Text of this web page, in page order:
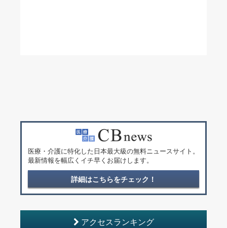
医療・介護に特化した日本最大級の無料ニュースサイト。
最新情報を幅広くイチ早くお届けします。
詳細はこちらをチェック！
アクセスランキング